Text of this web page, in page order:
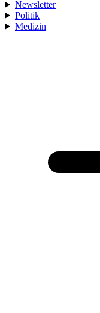
Newsletter
Politik
Medizin